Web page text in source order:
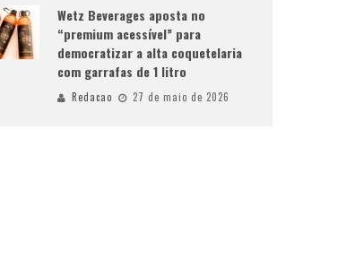
Wetz Beverages aposta no
“premium acessível” para
democratizar a alta coquetelaria
com garrafas de 1 litro
Redacao 27 de maio de 2026